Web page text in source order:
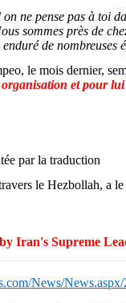
ne pense pas à toi
sommes près de
de nombreuses
, le mois dernier,
et pour
par la traduction
le Hezbollah, a
by Iran's Supreme
News/